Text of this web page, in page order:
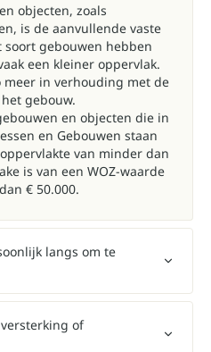
objecten, zoals
is de aanvullende vaste
soort gebouwen hebben
een kleiner oppervlak.
meer in verhouding met de
gebouw.
en objecten die in
en Gebouwen staan
van minder dan
is van een WOZ-waarde
€ 50.000.
langs om te
of